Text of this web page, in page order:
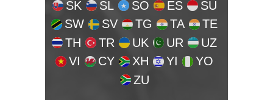
SK
SL SO ES
SU
SW
SV TG TA
TE
TH
TR UK UR
UZ
VI
CY XH YI
YO
ZU